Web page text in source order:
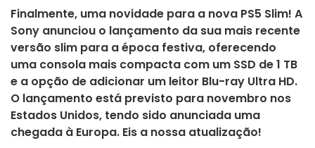
Finalmente, uma novidade para a nova PS5 Slim! A
Sony anunciou o lançamento da sua mais recente
versão slim para a época festiva, oferecendo
uma consola mais compacta com um SSD de 1 TB
e a opção de adicionar um leitor Blu-ray Ultra HD.
O lançamento está previsto para novembro nos
Estados Unidos, tendo sido anunciada uma
chegada à Europa. Eis a nossa atualização!